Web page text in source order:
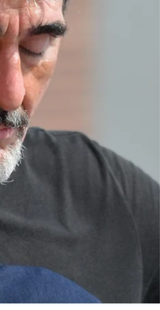
sehr hilfreich sein. Alle sind willkommen,
Patient*innen und Angehörige, mit oder
ohne Bewegungseinschränkungen, jung
alt. Bitte um Anmeldung, damit wir
disponieren können. Wir freuen uns auf Sie.